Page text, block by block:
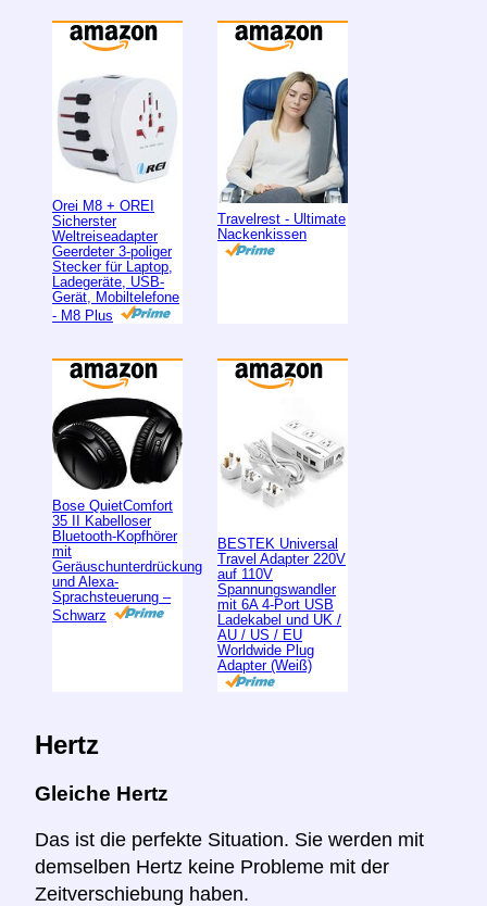
Orei M8 + OREI
Sicherster
Weltreiseadapter
Geerdeter 3-poliger
Stecker für Laptop,
Ladegeräte, USB-
Gerät, Mobiltelefone
- M8 Plus
Travelrest - Ultimate
Nackenkissen
Bose QuietComfort
35 II Kabelloser
Bluetooth-Kopfhörer
mit
Geräuschunterdrückung
und Alexa-
Sprachsteuerung –
Schwarz
BESTEK Universal
Travel Adapter 220V
auf 110V
Spannungswandler
mit 6A 4-Port USB
Ladekabel und UK /
AU / US / EU
Worldwide Plug
Adapter (Weiß)
Hertz
Gleiche Hertz
Das ist die perfekte Situation. Sie werden mit
demselben Hertz keine Probleme mit der
Zeitverschiebung haben.